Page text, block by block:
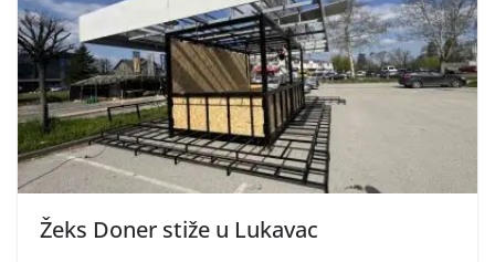
Žeks Doner stiže u Lukavac